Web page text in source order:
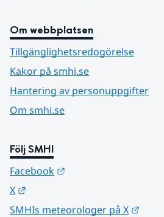
Om webbplatsen
Tillgänglighetsredogörelse
Kakor på smhi.se
Hantering av personuppgifter
Om smhi.se
Följ SMHI
Facebook
X
SMHIs meteorologer på X